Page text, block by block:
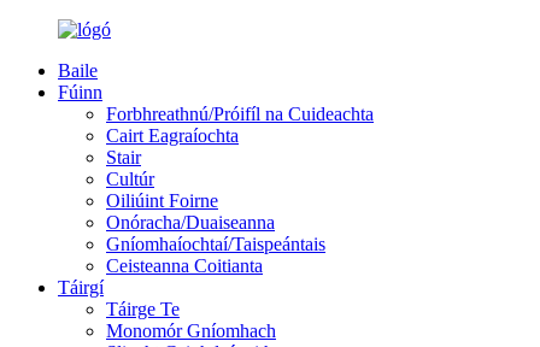
Baile
Fúinn
Forbhreathnú/Próifíl na Cuideachta
Cairt Eagraíochta
Stair
Cultúr
Oiliúint Foirne
Onóracha/Duaiseanna
Gníomhaíochtaí/Taispeántais
Ceisteanna Coitianta
Táirgí
Táirge Te
Monomór Gníomhach